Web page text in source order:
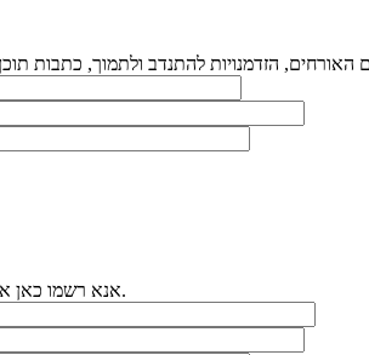
אנא רשמו כאן את פרטיכם ואת תיאור הפניה ונחזור אליכם.ן בהקדם האפשרי.